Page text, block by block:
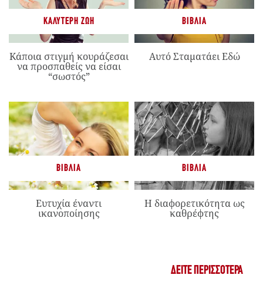
ΚΑΛΎΤΕΡΗ ΖΩΉ
Κάποια στιγμή κουράζεσαι
να προσπαθείς να είσαι
“σωστός”
ΒΙΒΛΊΑ
Αυτό Σταματάει Εδώ
ΒΙΒΛΊΑ
Ευτυχία έναντι
ικανοποίησης
ΒΙΒΛΊΑ
Η διαφορετικότητα ως
καθρέφτης
ΔΕΊΤΕ ΠΕΡΙΣΣΌΤΕΡΑ